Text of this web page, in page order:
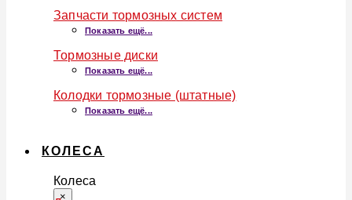
Запчасти тормозных систем
Показать ещё...
Тормозные диски
Показать ещё...
Колодки тормозные (штатные)
Показать ещё...
КОЛЕСА
Колеса
×